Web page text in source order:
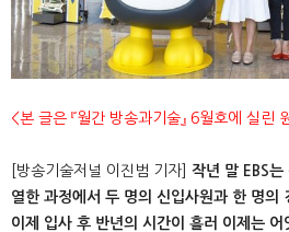
<본 글은 『월간 방송과기술』 6월호에 실린
[방송기술저널 이진범 기자]
작년 말 EBS는
열한 과정에서 두 명의 신입사원과 한 명의
이제 입사 후 반년의 시간이 흘러 이제는 어